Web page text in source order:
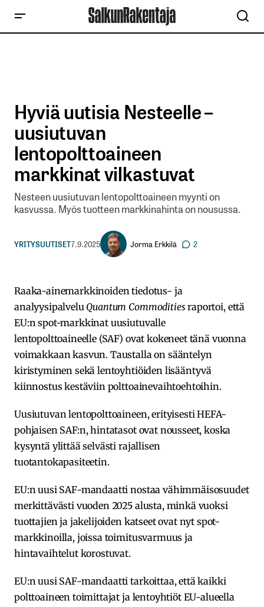
Hyviä uutisia Nesteelle –
uusiutuvan
lentopolttoaineen
markkinat vilkastuvat
Nesteen uusiutuvan lentopolttoaineen myynti on
kasvussa. Myös tuotteen markkinahinta on nousussa.
YRITYSUUTISET7.9.2025 Jorma Erkkilä 2
Raaka-ainemarkkinoiden tiedotus- ja
analyysipalvelu Quantum Commoditiesraportoi, että
EU:n spot-markkinat uusiutuvalle
lentopolttoaineelle (SAF) ovat kokeneet tänä vuonna
voimakkaan kasvun. Taustalla on sääntelyn
kiristyminen sekä lentoyhtiöiden lisääntyvä
kiinnostus kestäviin polttoainevaihtoehtoihin.
Uusiutuvan lentopolttoaineen, erityisesti HEFA-
pohjaisen SAF:n, hintatasot ovat nousseet, koska
kysyntä ylittää selvästi rajallisen
tuotantokapasiteetin.
EU:n uusi SAF-mandaatti nostaa vähimmäisosuudet
merkittävästi vuoden 2025 alusta, minkä vuoksi
tuottajien ja jakelijoiden katseet ovat nyt spot-
markkinoilla, joissa toimitusvarmuus ja
hintavaihtelut korostuvat.
EU:n uusi SAF-mandaatti tarkoittaa, että kaikki
polttoaineen toimittajat ja lentoyhtiöt EU-alueella